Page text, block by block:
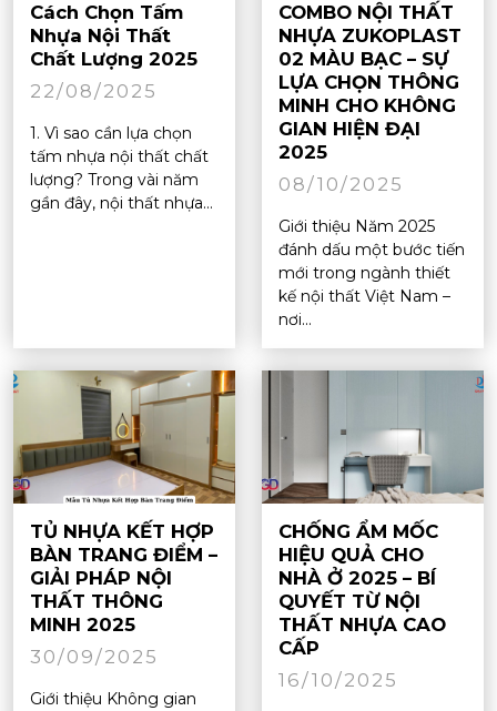
Cách Chọn Tấm
Nhựa Nội Thất
Chất Lượng 2025
22/08/2025
1. Vì sao cần lựa chọn
tấm nhựa nội thất chất
lượng? Trong vài năm
gần đây, nội thất nhựa...
COMBO NỘI THẤT
NHỰA ZUKOPLAST
02 MÀU BẠC – SỰ
LỰA CHỌN THÔNG
MINH CHO KHÔNG
GIAN HIỆN ĐẠI
2025
08/10/2025
Giới thiệu Năm 2025
đánh dấu một bước tiến
mới trong ngành thiết
kế nội thất Việt Nam –
nơi...
TỦ NHỰA KẾT HỢP
BÀN TRANG ĐIỂM –
GIẢI PHÁP NỘI
THẤT THÔNG
MINH 2025
30/09/2025
Giới thiệu Không gian
CHỐNG ẨM MỐC
HIỆU QUẢ CHO
NHÀ Ở 2025 – BÍ
QUYẾT TỪ NỘI
THẤT NHỰA CAO
CẤP
16/10/2025